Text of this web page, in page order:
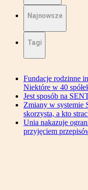
Najnowsze
Tagi
Fundacje rodzinne
Niektóre w 40
Jest sposób na
Zmiany w systemie
skorzysta, a kto
Unia nakazuje
przyjęciem